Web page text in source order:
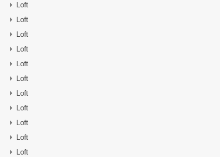
Loft
Loft
Loft
Loft
Loft
Loft
Loft
Loft
Loft
Loft
Loft